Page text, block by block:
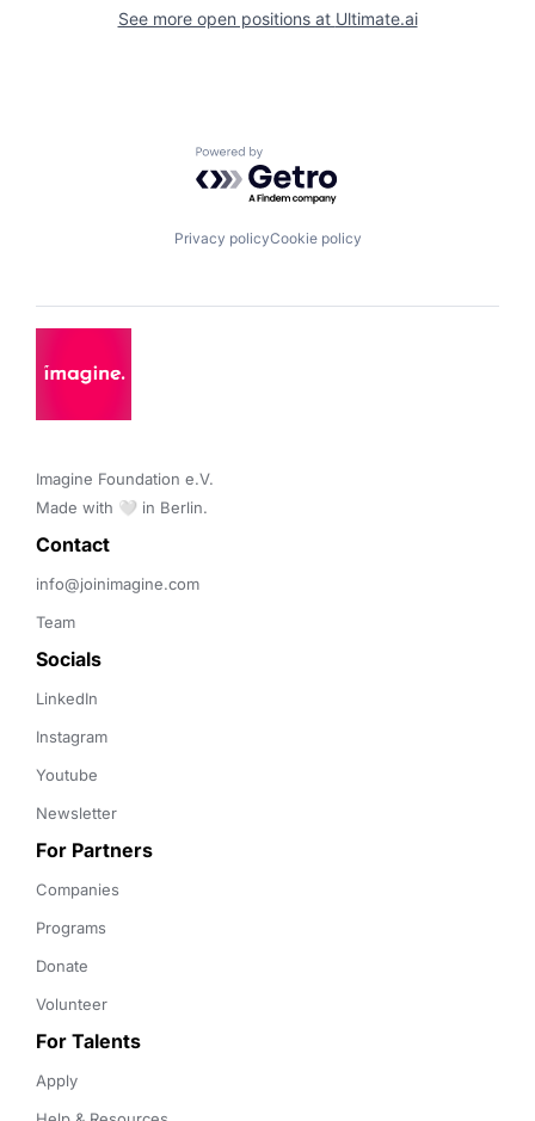
See more open positions at Ultimate.ai
Powered by Getro.com
Privacy policyCookie policy
Imagine Foundation e.V.
Made with 🤍 in Berlin.
Contact
info@joinimagine.com
Team
Socials
LinkedIn
Instagram
Youtube
Newsletter
For Partners
Companies
Programs
Donate
Volunteer
For Talents
Apply